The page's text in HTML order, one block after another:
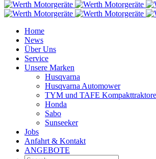
Home
News
Über Uns
Service
Unsere Marken
Husqvarna
Husqvarna Automower
TYM und TAFE
Honda
Sabo
Sunseeker
Jobs
Anfahrt & Kontakt
ANGEBOTE